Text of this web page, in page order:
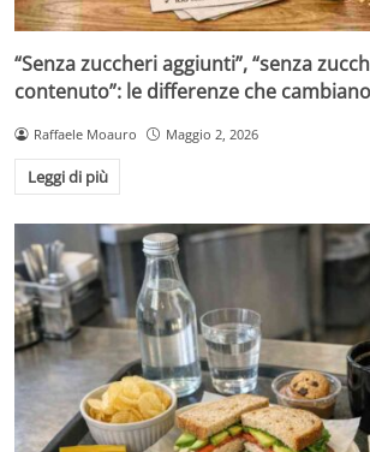
“Senza zuccheri aggiunti”, “senza
contenuto”: le differenze che
Raffaele Moauro Maggio 2, 2026
Leggi di più